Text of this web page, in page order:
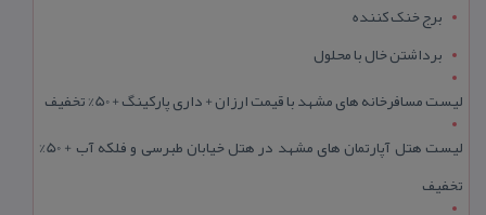
برج خنک کننده
برداشتن خال با محلول
لیست مسافرخانه های مشهد با قیمت ارزان + داری پارکینگ + 50% تخفیف
لیست هتل آپارتمان های مشهد در هتل خیابان طبرسی و فلکه آب + 50%
تخفیف